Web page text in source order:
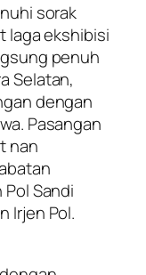
sorak
laga ekshibisi
penuh
Selatan,
dengan
Pasangan
nan
Sandi
Irjen Pol.